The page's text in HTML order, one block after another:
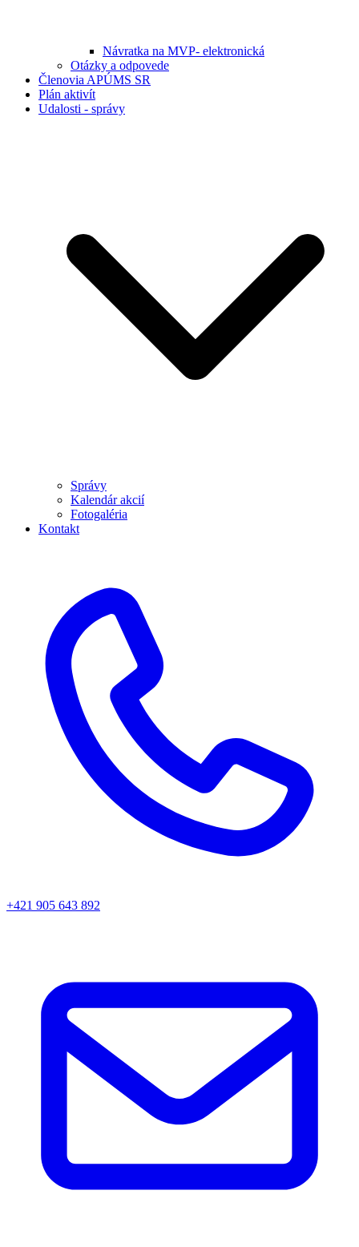
Návratka na MVP- elektronická
Otázky a odpovede
Členovia APÚMS SR
Plán aktivít
Udalosti - správy
Správy
Kalendár akcií
Fotogaléria
Kontakt
+421 905 643 892